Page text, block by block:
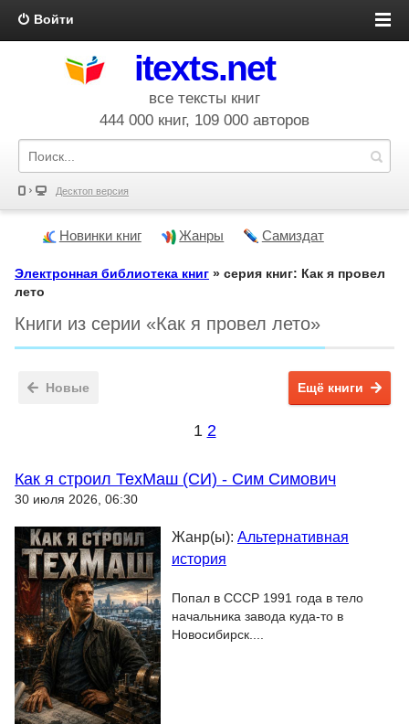
Войти
itexts.net
все тексты книг
444 000 книг, 109 000 авторов
Десктоп версия
Новинки книг Жанры Самиздат
Электронная библиотека книг » серия книг: Как я провел
лето
Книги из серии «Как я провел лето»
Новые Ещё книги
1 2
Как я строил ТехМаш (СИ) - Сим Симович
30 июля 2026, 06:30
Жанр(ы): Альтернативная
история
Попал в СССР 1991 года в тело
начальника завода куда-то в
Новосибирск....